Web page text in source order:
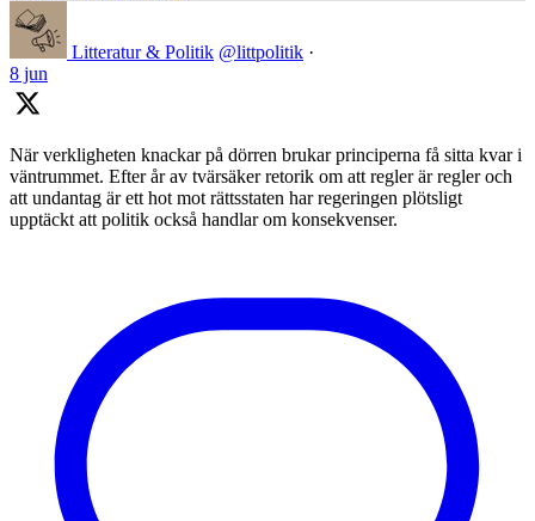
Litteratur & Politik @littpolitik ·
8 jun
När verkligheten knackar på dörren brukar principerna få sitta kvar i
väntrummet. Efter år av tvärsäker retorik om att regler är regler och
att undantag är ett hot mot rättsstaten har regeringen plötsligt
upptäckt att politik också handlar om konsekvenser.